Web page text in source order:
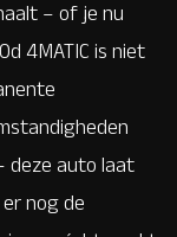
– of je nu
4MATIC is niet
deze auto laat
nog de